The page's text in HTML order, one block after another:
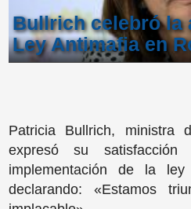
Bullrich celebró la
Ley Antimafia en
Patricia Bullrich, ministra
expresó su
implementación de la
declarando: «Estamos